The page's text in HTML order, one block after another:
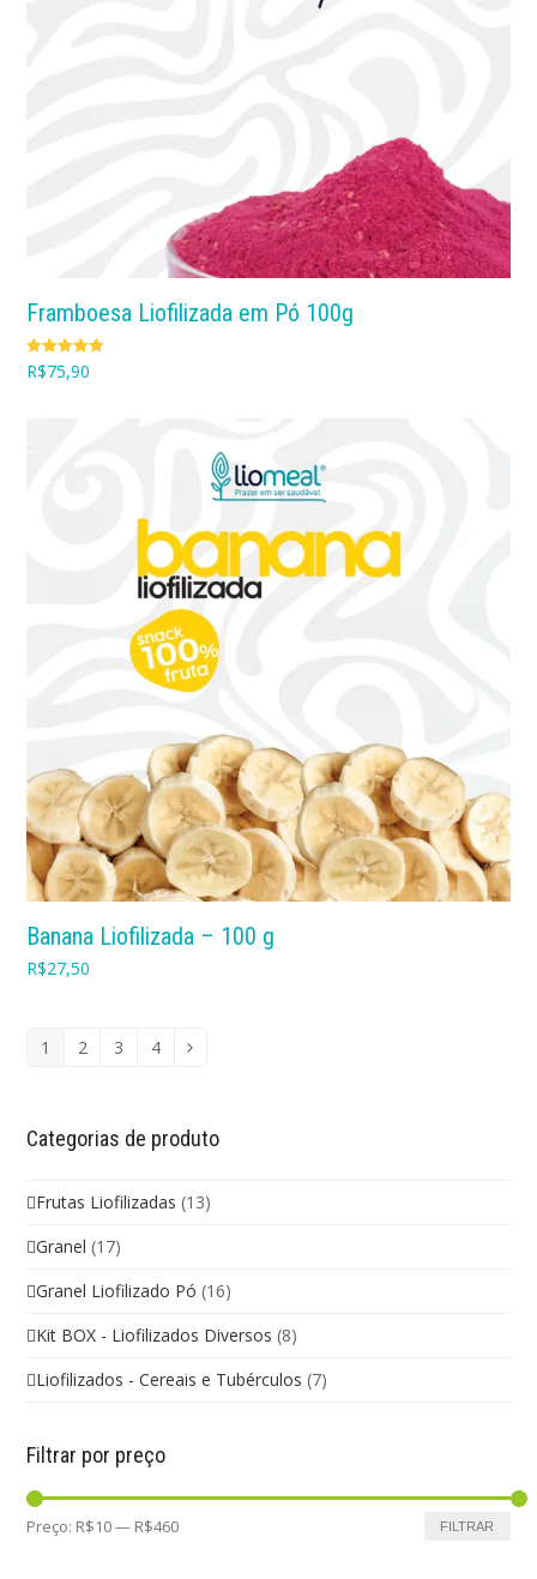
Framboesa Liofilizada em Pó 100g
Avaliação
5.00de 5
R$75,90
Banana Liofilizada – 100 g
R$27,50
1 2 3 4
Categorias de produto
Frutas Liofilizadas (13)
Granel (17)
Granel Liofilizado Pó (16)
Kit BOX - Liofilizados Diversos (8)
Liofilizados - Cereais e Tubérculos (7)
Filtrar por preço
FILTRAR
Preço: R$10— R$460